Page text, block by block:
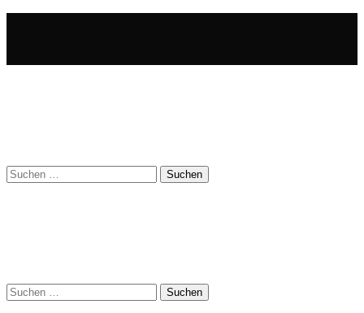
Suchen
nach:
Suchen
nach: